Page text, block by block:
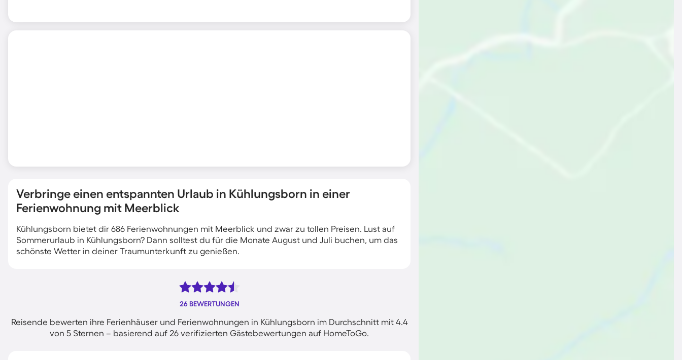
Verbringe einen entspannten Urlaub in Kühlungsborn in einer
Ferienwohnung mit Meerblick
Kühlungsborn bietet dir 686 Ferienwohnungen mit Meerblick und zwar zu tollen Preisen. Lust auf
Sommerurlaub in Kühlungsborn? Dann solltest du für die Monate August und Juli buchen, um das
schönste Wetter in deiner Traumunterkunft zu genießen.
26 BEWERTUNGEN
Reisende bewerten ihre Ferienhäuser und Ferienwohnungen in Kühlungsborn im Durchschnitt mit 4.4
von 5 Sternen – basierend auf 26 verifizierten Gästebewertungen auf HomeToGo.